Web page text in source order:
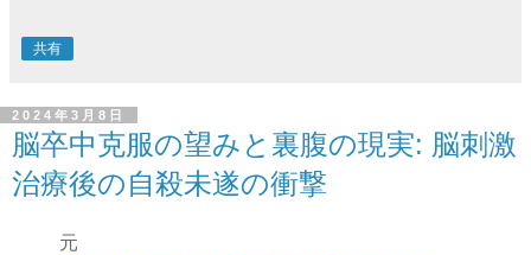
共有
2024年3月8日
脳卒中克服の望みと裏腹の現実: 脳刺激
治療後の自殺未遂の衝撃
元